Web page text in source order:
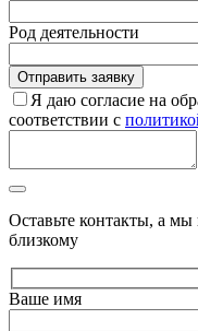
Род деятельности
Я даю согласие на
соответствии с
Оставьте контакты, а
близкому
Ваше имя